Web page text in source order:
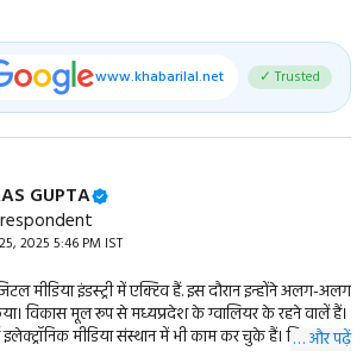
www.khabarilal.net ✓ Trusted
GUPTA
2025 5:46 PM IST
मीडिया इंडस्ट्री में एक्टिव हैं. इस दौरान इन्होंने अलग-अलग
विकास मूल रूप से मध्यप्रदेश के ग्वालियर के रहने वालें हैं।
मीडिया संस्थान में भी काम कर चुके हैं। विकास की
… और पढ़ें